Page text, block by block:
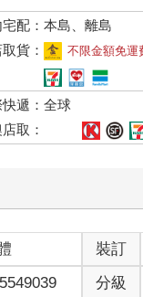
宅配：本島、離島
貨：
不限金額免運
快遞：全球
取：
裝訂
分級